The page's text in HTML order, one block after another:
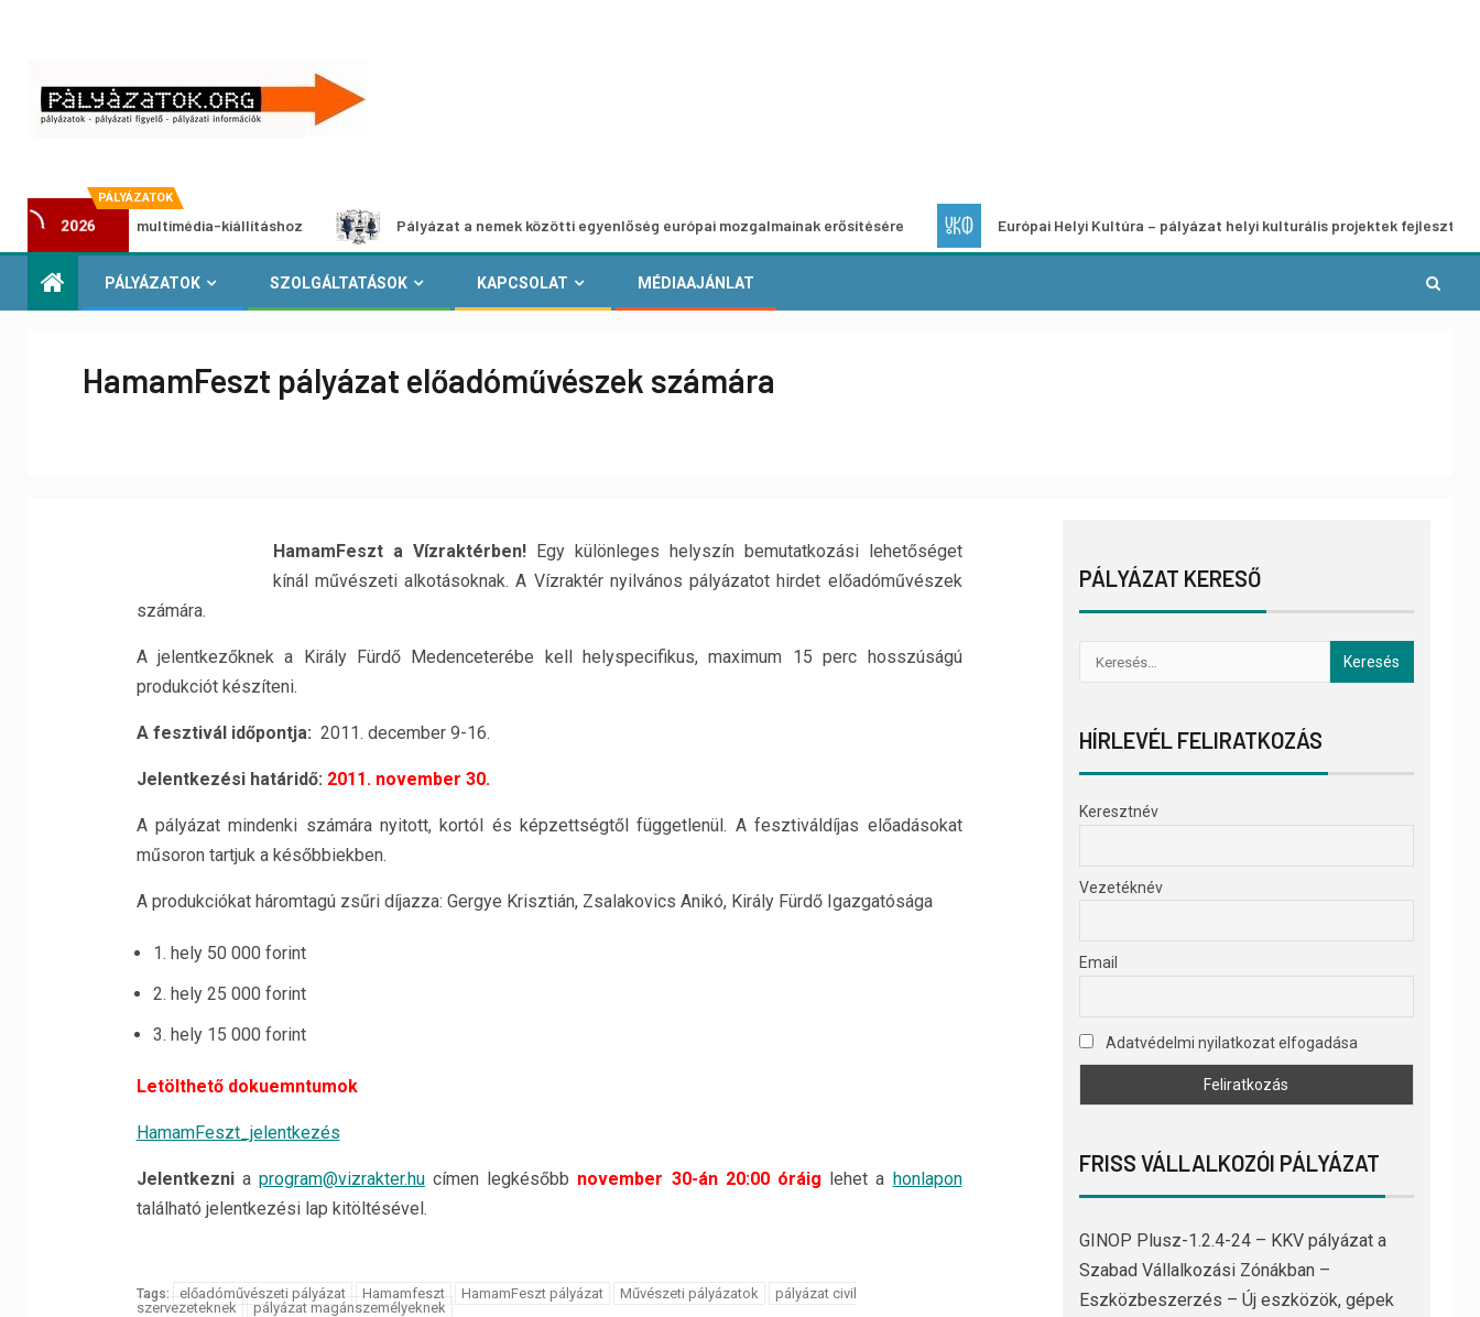
PÁLYÁZATOK
2026
multimédia-kiállításhoz Pályázat a nemek közötti egyenlőség európai mozgalmainak erősítésére Európai Helyi Kultúra – pályázat helyi kulturális projektek fejlesztésére
PÁLYÁZATOK SZOLGÁLTATÁSOK KAPCSOLAT MÉDIAAJÁNLAT
HamamFeszt pályázat előadóművészek számára
HamamFeszt a Vízraktérben!Egy különleges helyszín bemutatkozási lehetőséget
kínál művészeti alkotásoknak. A Vízraktér nyilvános pályázatot hirdet előadóművészek
számára.
A jelentkezőknek a Király Fürdő Medenceterébe kell helyspecifikus, maximum 15 perc hosszúságú
produkciót készíteni.
A fesztivál időpontja: 2011. december 9-16.
Jelentkezési határidő: 2011. november 30.
A pályázat mindenki számára nyitott, kortól és képzettségtől függetlenül. A fesztiváldíjas előadásokat
műsoron tartjuk a későbbiekben.
A produkciókat háromtagú zsűri díjazza: Gergye Krisztián, Zsalakovics Anikó, Király Fürdő Igazgatósága
1. hely 50 000 forint
2. hely 25 000 forint
3. hely 15 000 forint
Letölthető dokuemntumok
HamamFeszt_jelentkezés
Jelentkeznia program@vizrakter.hucímen legkésőbb november 30-án 20:00 óráig lehet a honlapon
található jelentkezési lap kitöltésével.
Tags: előadóművészeti pályázat Hamamfeszt HamamFeszt pályázat Művészeti pályázatok
pályázat civil
szervezeteknek
pályázat magánszemélyeknek
PÁLYÁZAT KERESŐ
HÍRLEVÉL FELIRATKOZÁS
Keresztnév
Vezetéknév
Email
Adatvédelmi nyilatkozat elfogadása
FRISS VÁLLALKOZÓI PÁLYÁZAT
GINOP Plusz-1.2.4-24 – KKV pályázat a
Szabad Vállalkozási Zónákban –
Eszközbeszerzés – Új eszközök, gépek